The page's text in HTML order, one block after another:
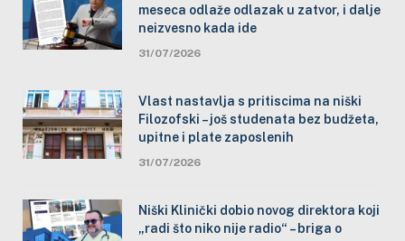
meseca odlaže odlazak u zatvor, i dalje
neizvesno kada ide
31/07/2026
Vlast nastavlja s pritiscima na niški
Filozofski – još studenata bez budžeta,
upitne i plate zaposlenih
31/07/2026
Niški Klinički dobio novog direktora koji
„radi što niko nije radio“ – briga o